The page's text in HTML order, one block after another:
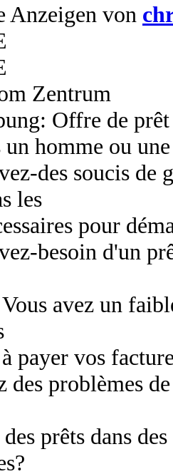
Anzeigen von
Zentrum
Offre de
un homme ou
des soucis de
les
pour
besoin d'un
avez un
payer vos
des problèmes
prêts dans